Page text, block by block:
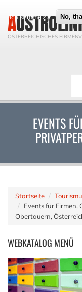
Ich stimme zu No,
ÖSTERREICHISCHES
EVENTS
Startseite
Events für Firmen,
Obertauern,
WEBKATALOG MENÜ